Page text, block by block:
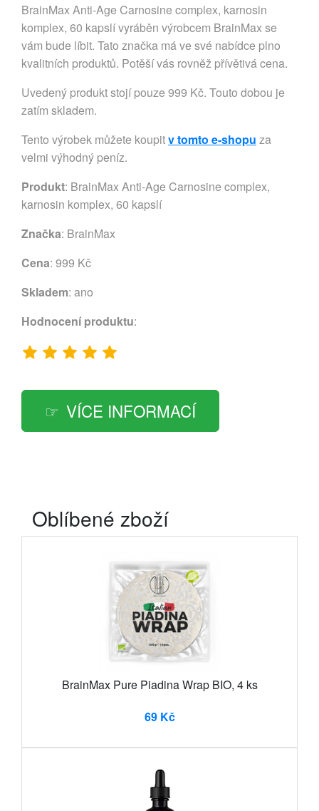
BrainMax Anti-Age Carnosine complex, karnosin
komplex, 60 kapslí vyráběn výrobcem BrainMax se
vám bude líbit. Tato značka má ve své nabídce plno
kvalitních produktů. Potěší vás rovněž přívětivá cena.
Uvedený produkt stojí pouze 999 Kč. Touto dobou je
zatím skladem.
Tento výrobek můžete koupitv tomto e-shopu za
velmi výhodný peníz.
Produkt: BrainMax Anti-Age Carnosine complex,
karnosin komplex, 60 kapslí
Značka: BrainMax
Cena: 999 Kč
Skladem: ano
Hodnocení produktu:
VÍCE INFORMACÍ
Oblíbené zboží
BrainMax Pure Piadina Wrap BIO, 4 ks
69 Kč